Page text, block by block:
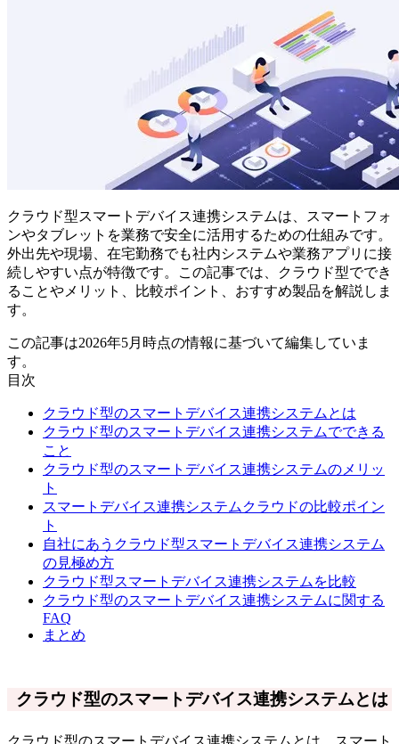
クラウド型スマートデバイス連携システムは、スマートフォ
ンやタブレットを業務で安全に活用するための仕組みです。
外出先や現場、在宅勤務でも社内システムや業務アプリに接
続しやすい点が特徴です。この記事では、クラウド型ででき
ることやメリット、比較ポイント、おすすめ製品を解説しま
す。
この記事は2026年5月時点の情報に基づいて編集していま
す。
目次
クラウド型のスマートデバイス連携システムとは
クラウド型のスマートデバイス連携システムでできる
こと
クラウド型のスマートデバイス連携システムのメリッ
ト
スマートデバイス連携システムクラウドの比較ポイン
ト
自社にあうクラウド型スマートデバイス連携システム
の見極め方
クラウド型スマートデバイス連携システムを比較
クラウド型のスマートデバイス連携システムに関する
FAQ
まとめ
クラウド型のスマートデバイス連携システムとは
クラウド型のスマートデバイス連携システムとは、スマート